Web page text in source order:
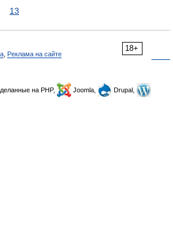
13
18+
Реклама на сайте
на PHP, Joomla,
Drupal,